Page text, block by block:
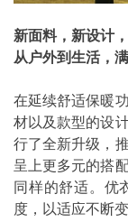
新面料，新设计
从户外到生活，
在延续舒适保暖
材以及款型的设
行了全新升级，
呈上更多元的搭
同样的舒适。优
度，以适应不断